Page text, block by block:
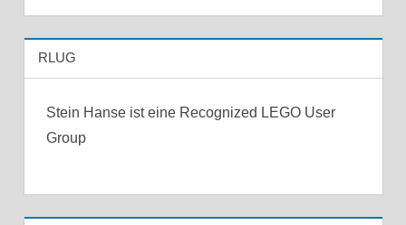
RLUG
Stein Hanse ist eine Recognized LEGO User
Group